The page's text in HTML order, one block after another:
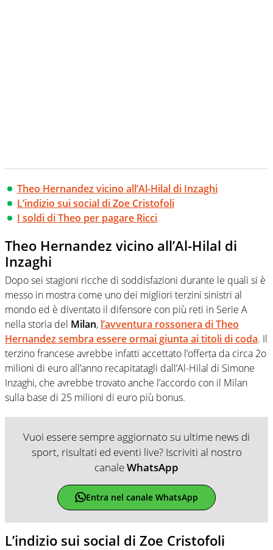
Theo Hernandez vicino all’Al-Hilal di Inzaghi
L’indizio sui social di Zoe Cristofoli
I soldi di Theo per pagare Ricci
Theo Hernandez vicino all’Al-Hilal di
Inzaghi
Dopo sei stagioni ricche di soddisfazioni durante le quali si è
messo in mostra come uno dei migliori terzini sinistri al
mondo ed è diventato il difensore con più reti in Serie A
nella storia del Milan, l’avventura rossonera diTheo
Hernandez sembra essere ormai giunta ai titoli di coda. Il
terzino francese avrebbe infatti accettato l’offerta da circa 2o
milioni di euro all’anno recapitatagli dall’Al-Hilal di Simone
Inzaghi, che avrebbe trovato anche l’accordo con il Milan
sulla base di 25 milioni di euro più bonus.
Vuoi essere sempre aggiornato su ultime news di
sport, risultati ed eventi live? Iscriviti al nostro
canaleWhatsApp
Entra nel canale WhatsApp
L’indizio sui social di Zoe Cristofoli